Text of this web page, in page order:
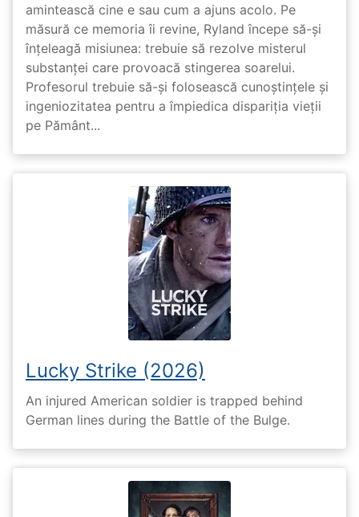
amintească cine e sau cum a ajuns acolo. Pe
măsură ce memoria îi revine, Ryland începe să-și
înțeleagă misiunea: trebuie să rezolve misterul
substanței care provoacă stingerea soarelui.
Profesorul trebuie să-și folosească cunoștințele și
ingeniozitatea pentru a împiedica dispariția vieții
pe Pământ...
Lucky Strike (2026)
An injured American soldier is trapped behind
German lines during the Battle of the Bulge.